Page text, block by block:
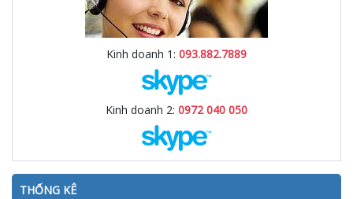
Kinh doanh 1: 093.882.7889
Kinh doanh 2: 0972 040 050
THỐNG KÊ